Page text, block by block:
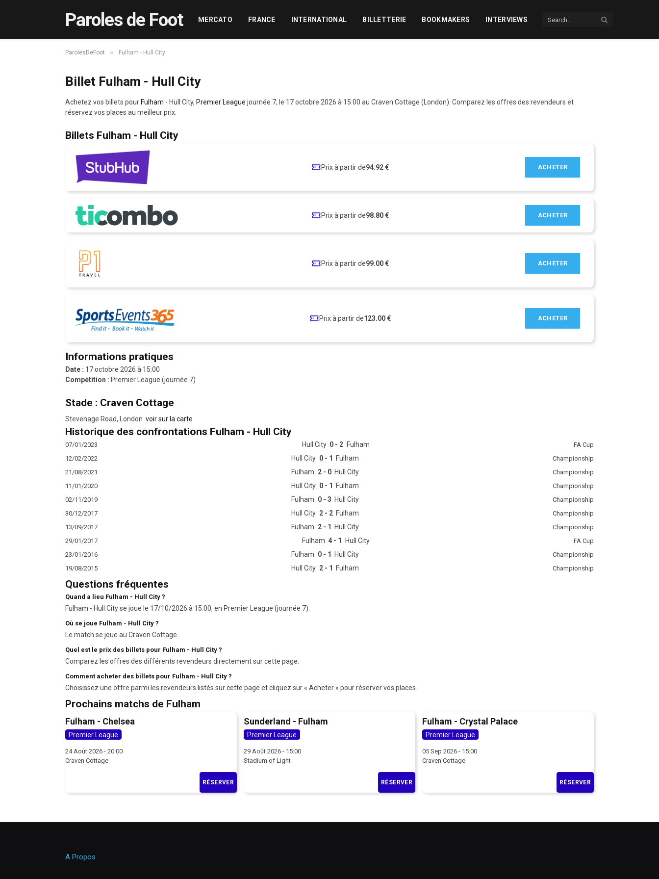
Paroles de Foot MERCATO FRANCE INTERNATIONAL BILLETTERIE BOOKMAKERS INTERVIEWS
ParolesDeFoot » Fulham - Hull City
Billet Fulham - Hull City
Achetez vos billets pour Fulham - Hull City, Premier League journée 7, le 17 octobre 2026 à 15:00 au Craven Cottage (London). Comparez les offres des revendeurs et
réservez vos places au meilleur prix.
Billets Fulham - Hull City
Prix à partir de94.92 € ACHETER
Prix à partir de98.80 € ACHETER
Prix à partir de99.00 € ACHETER
Prix à partir de123.00 € ACHETER
Informations pratiques
Date : 17 octobre 2026 à 15:00
Compétition : Premier League (journée 7)
Stade : Craven Cottage
Stevenage Road, London voir sur la carte
Historique des confrontations Fulham - Hull City
07/01/2023 Hull City 0 - 2 Fulham
FA Cup
12/02/2022
Hull City 0 - 1 Fulham
Championship
21/08/2021
Fulham 2 - 0 Hull City
Championship
11/01/2020
Hull City 0 - 1 Fulham
Championship
02/11/2019
Fulham 0 - 3 Hull City
Championship
30/12/2017
Hull City 2 - 2 Fulham
Championship
13/09/2017
Fulham 2 - 1 Hull City
Championship
29/01/2017
Fulham 4 - 1 Hull City
FA Cup
23/01/2016
Fulham 0 - 1 Hull City
Championship
19/08/2015
Hull City 2 - 1 Fulham Championship
Questions fréquentes
Quand a lieu Fulham - Hull City ?
Fulham - Hull City se joue le 17/10/2026 à 15:00, en Premier League (journée 7).
Où se joue Fulham - Hull City ?
Le match se joue au Craven Cottage.
Quel est le prix des billets pour Fulham - Hull City ?
Comparez les offres des différents revendeurs directement sur cette page.
Comment acheter des billets pour Fulham - Hull City ?
Choisissez une offre parmi les revendeurs listés sur cette page et cliquez sur « Acheter » pour réserver vos places.
Prochains matchs de Fulham
Fulham - Chelsea
Premier League
24 Août 2026 - 20:00
Craven Cottage
RÉSERVER
Sunderland - Fulham
Premier League
29 Août 2026 - 15:00
Stadium of Light
RÉSERVER
Fulham - Crystal Palace
Premier League
05 Sep 2026 - 15:00
Craven Cottage
RÉSERVER
A Propos